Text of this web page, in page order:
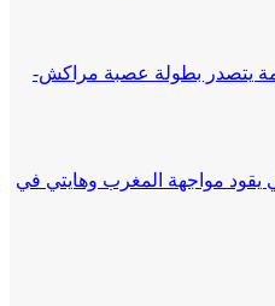
يتصدر بطولة عصبة مراكش-
يقود مواجهة المغرب وهايتي في